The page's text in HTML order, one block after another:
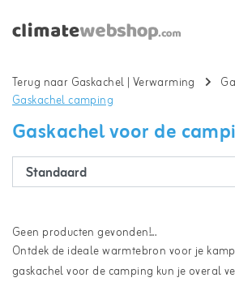
Terug naar Gaskachel | Verwarming
Gaskachel camping
Gaskachel voor de
Geen producten gevonden!...
Ontdek de ideale warmtebron voor je
gaskachel voor de camping kun je overal